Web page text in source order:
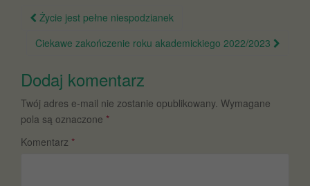
Nawigacja
po
wpisie
Życie jest pełne niespodzianek
Ciekawe zakończenie roku akademickiego 2022/2023
Dodaj komentarz
Twój adres e-mail nie zostanie opublikowany. Wymagane
pola są oznaczone *
Komentarz *